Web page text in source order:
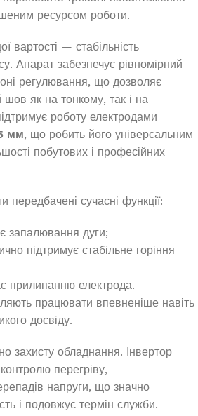
ресурсом роботи.
вартості — стабільність
Апарат забезпечує рівномірний
регулювання, що дозволяє
шов як на тонкому, так і на
роботу електродами
мм, що робить його універсальним
побутових і професійних
передбачені сучасні функції:
запалювання дуги;
підтримує стабільне горіння
прилипанню електрода.
працювати впевненіше навіть
досвіду.
захисту обладнання. Інвертор
перегріву,
напруги, що значно
і подовжує термін служби.